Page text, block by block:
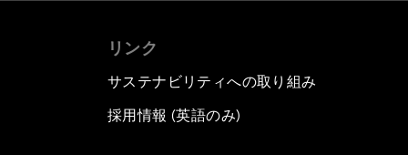
リンク
サステナビリティへの取り組み
採用情報 (英語のみ)